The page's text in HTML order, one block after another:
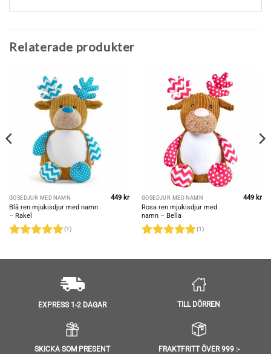
Relaterade produkter
GOSEDJUR MED NAMN
Blå ren mjukisdjur med namn
– Rakel
(1)
449 kr GOSEDJUR MED NAMN
Rosa ren mjukisdjur med
namn – Bella
(1)
449 kr
EXPRESS 1-2 DAGAR TILL DÖRREN
SKICKA SOM PRESENT FRAKTFRITT ÖVER 999 :-